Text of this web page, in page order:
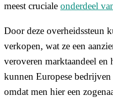
meest cruciale onderdeel
Door deze overheidssteun
verkopen, wat ze een
veroveren marktaandeel
kunnen Europese bedrijven
omdat men hier een